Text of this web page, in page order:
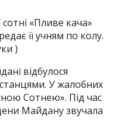
«Пливе кача»
її учням по колу.
)
відбулося
У жалобних
Сотнею». Під час
Майдану звучала